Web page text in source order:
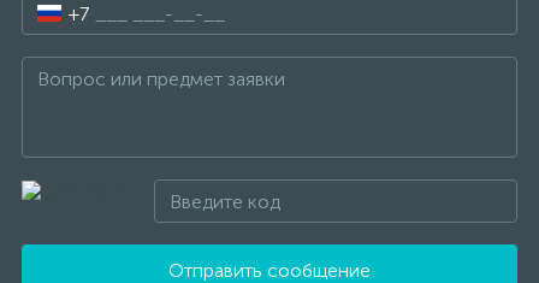
+7
Отправить сообщение